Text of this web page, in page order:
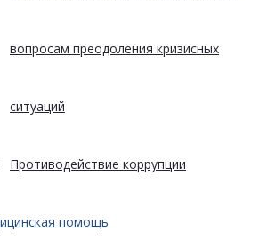
вопросам преодоления кризисных
ситуаций
Противодействие коррупции
помощь